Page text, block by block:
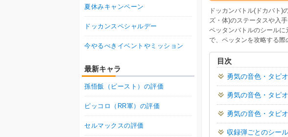
ドッカンバトル(ドカバト)
ズ・体)のステータスや入
ペッタンバトルのシール
で、ペッタンを攻略する際
目次
勇気の音色・タピ
勇気の音色・タピ
勇気の音色・タピ
収録弾ごとのシー
夏休みキャンペーン
ドッカンスペシャルデー
今やるべきイベントやミッション
最新キャラ
孫悟飯（ビースト）の評価
ピッコロ（RR軍）の評価
セルマックスの評価